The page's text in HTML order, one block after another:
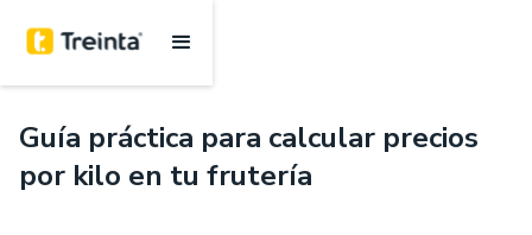
Guía práctica para calcular precios
por kilo en tu frutería